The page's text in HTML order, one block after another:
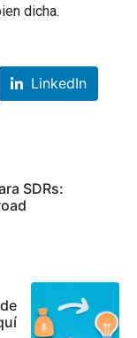
dicha.
LinkedIn
SDRs: